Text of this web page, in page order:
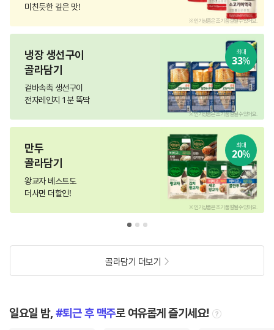
미친듯한 깊은 맛!
※ 인기상품은 조기 품절될 수 있어요.
최대
33%
냉장 생선구이
골라담기
겉바속촉 생선구이
전자레인지 1분 뚝딱
※ 인기상품은 조기 품절될 수 있어요.
최대
20%
만두
골라담기
왕교자 베스트도
더사면 더할인!
※ 인기상품은 조기 품절될 수 있어요.
골라담기 더보기
일요일 밤, 퇴근 후 맥주로 여유롭게 즐기세요! tooltip